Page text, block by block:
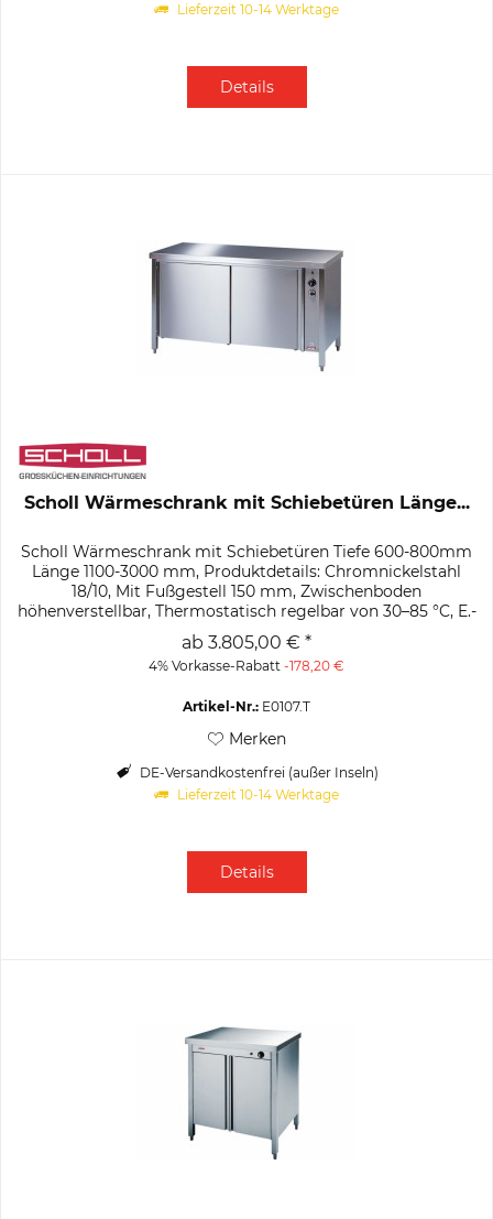
Lieferzeit 10-14 Werktage
Details
Scholl Wärmeschrank mit Schiebetüren Länge...
Scholl Wärmeschrank mit Schiebetüren Tiefe 600-800mm
Länge 1100-3000 mm, Produktdetails: Chromnickelstahl
18/10, Mit Fußgestell 150 mm, Zwischenboden
höhenverstellbar, Thermostatisch regelbar von 30–85 °C, E.-
Anschluss: 0,7 bis 3,0 kW –...
ab 3.805,00 € *
4% Vorkasse-Rabatt-178,20 €
Artikel-Nr.: E0107.T
Merken
DE-Versandkostenfrei (außer Inseln)
Lieferzeit 10-14 Werktage
Details